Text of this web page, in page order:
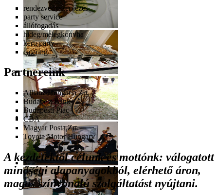
rendezvényszervezés
party service
állófogadás
hideg/melegkonyha
kerti party
catering
Partnereink
Allianz Hungária Zrt.
Budapest Bank
Budapesti Piac
CBA
Magyar Posta Zrt.
Toyota Motor Hungary
A kezdetektől célunk és mottónk: válogatott
minőségi alapanyagokból, elérhető áron,
magas színvonalú szolgáltatást nyújtani.